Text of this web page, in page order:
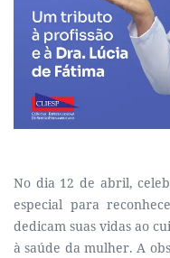
No dia 12 de abril,
especial para
dedicam suas vidas ao
à saúde da mulher. A